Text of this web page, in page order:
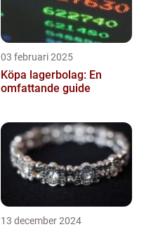
03 februari 2025
Köpa lagerbolag: En
omfattande guide
13 december 2024